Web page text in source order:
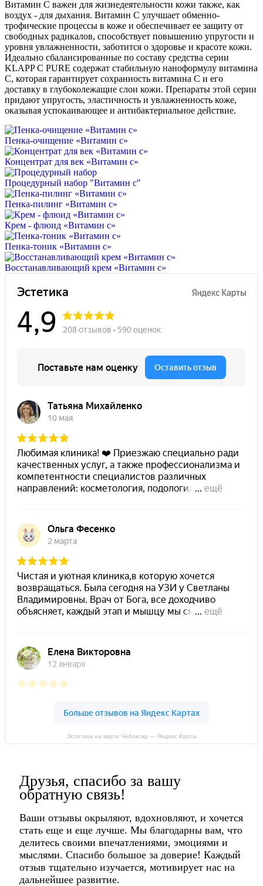
Витамин С важен для жизнедеятельности кожи также, как
воздух - для дыхания. Витамин С улучшает обменно-
трофические процессы в коже и обеспечивает ее защиту от
свободных радикалов, способствует повышению упругости и
уровня увлажненности, заботится о здоровье и красоте кожи.
Идеально сбалансированные по составу средства серии
KLAPP C PURE содержат стабильную наноформулу витамина
С, которая гарантирует сохранность витамина С и его
доставку в глубоколежащие слои кожи. Препараты этой серии
придают упругость, эластичность и увлажненность коже,
оказывая успокаивающее и антибактериальное действие.
Пенка-очищение «Витамин с»
Концентрат для век «Витамин с»
Процедурный набор "Витамин с"
Пенка-пилинг «Витамин с»
Крем - флюид «Витамин с»
Пенка-тоник «Витамин с»
Восстанавливающий крем «Витамин с»
Эстетика на карте Чебоксар — Яндекс Карты
Друзья, спасибо за вашу
обратную связь!
Ваши отзывы окрыляют, вдохновляют, и хочется
стать еще и еще лучше. Мы благодарны вам, что
делитесь своими впечатлениями, эмоциями и
мыслями. Спасибо большое за доверие! Каждый
отзыв тщательно изучается, мотивирует нас на
дальнейшее развитие.